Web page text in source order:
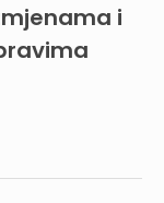
i